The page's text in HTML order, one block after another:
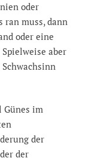
oder
ran muss, dann
oder eine
aber
Günes im
der
der